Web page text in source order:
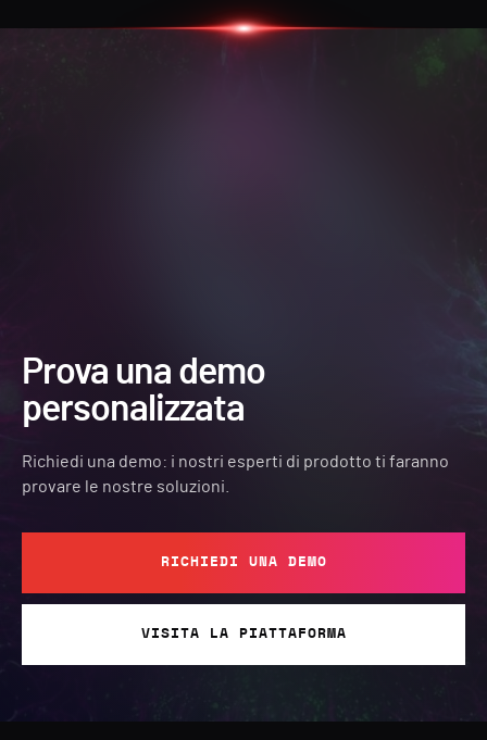
Prova una demo
personalizzata
Richiedi una demo: i nostri esperti di prodotto ti faranno
provare le nostre soluzioni.
RICHIEDI UNA DEMO
VISITA LA PIATTAFORMA